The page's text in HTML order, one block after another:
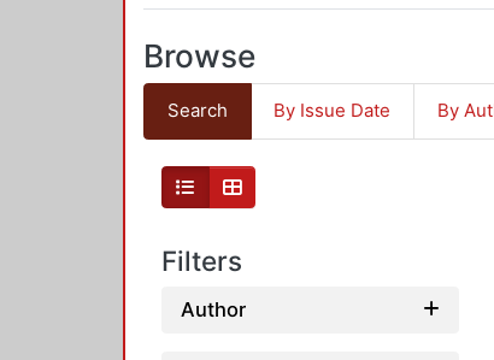
Browse
Search By Issue Date By
Filters
Author